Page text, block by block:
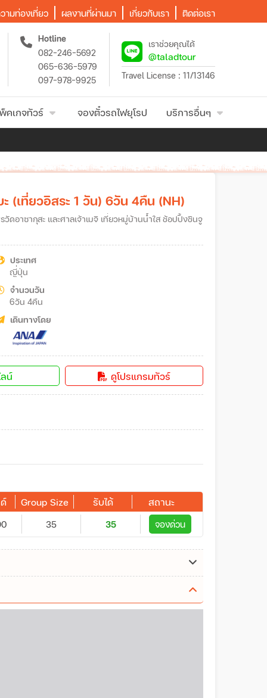
ามท่องเที่ยว ผลงานที่ผ่านมา เกี่ยวกับเรา ติดต่อเรา
Hotline
082-246-5692
065-636-5979
097-978-9925
เราช่วยคุณได้
@taladtour
Travel License : 11/13146
คเกจทัวร์ จองตั๋วรถไฟยุโรป บริการอื่นๆ
(เที่ยวอิสระ 1 วัน) 6วัน 4คืน (NH)
ประเทศ
ญี่ปุ่น
จำนวนวัน
6วัน 4คืน
เดินทางโดย
น์ ดูโปรแกรมทัวร์
Group Size รับได้ สถานะ
35 35 จองด่วน